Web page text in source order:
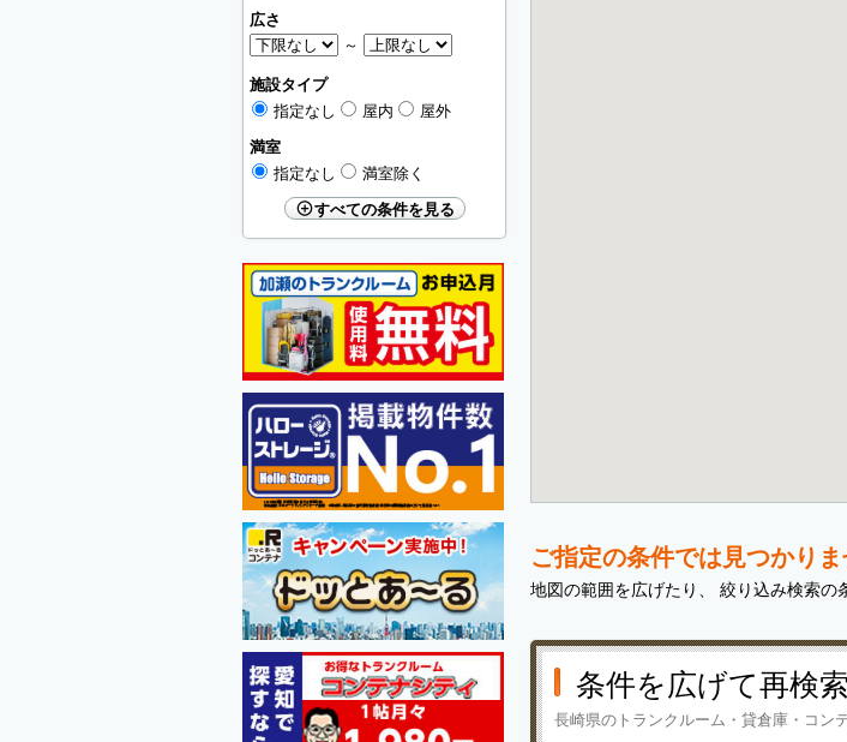
ご指定の条件では見つかりま
地図の範囲を広げたり、 絞り込み検索の
条件を広げて再検
長崎県のトランクルーム・貸倉庫・コン
広さ
～
施設タイプ
指定なし
屋内
屋外
満室
指定なし
満室除く
すべての条件を見る